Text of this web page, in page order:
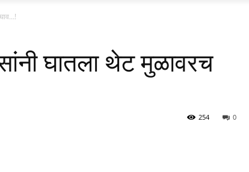
घातला थेट मुळावरच
0
254